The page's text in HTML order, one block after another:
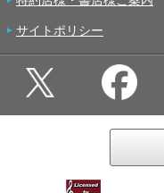
サイトポリシー